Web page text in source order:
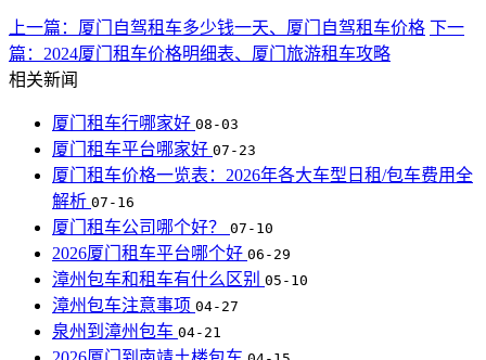
上一篇：厦门自驾租车多少钱一天、厦门自驾租车价格 下一
篇：2024厦门租车价格明细表、厦门旅游租车攻略
相关新闻
厦门租车行哪家好 08-03
厦门租车平台哪家好 07-23
厦门租车价格一览表：2026年各大车型日租/包车费用全
解析 07-16
厦门租车公司哪个好？ 07-10
2026厦门租车平台哪个好 06-29
漳州包车和租车有什么区别 05-10
漳州包车注意事项 04-27
泉州到漳州包车 04-21